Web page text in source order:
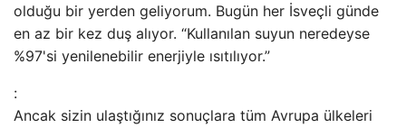
olduğu bir yerden geliyorum. Bugün her İsveçli günde
en az bir kez duş alıyor. “Kullanılan suyun neredeyse
%97'si yenilenebilir enerjiyle ısıtılıyor.”
:
Ancak sizin ulaştığınız sonuçlara tüm Avrupa ülkeleri